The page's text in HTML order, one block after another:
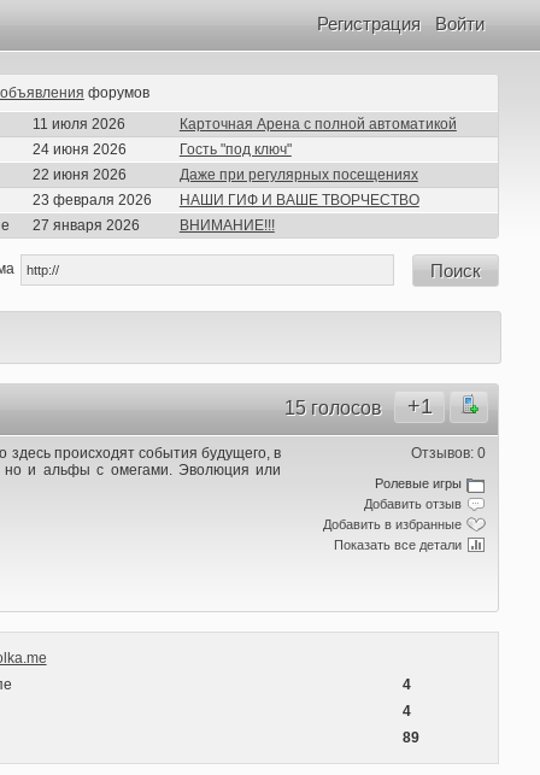
Войти
Регистрация
объявления форумов
11 июля 2026
Карточная Арена с полной автоматикой
24 июня 2026
Гость "под ключ"
22 июня 2026
Даже при регулярных посещениях
23 февраля 2026
НАШИ ГИФ И ВАШЕ ТВОРЧЕСТВО
27 января 2026 ВНИМАНИЕ!!!
Поиск
+1
15 голосов
Отзывов: 0
Ролевые игры
Добавить отзыв
Добавить в избранные
Показать все детали
происходят события будущего, в
и альфы с омегами. Эволюция или
4
4
89